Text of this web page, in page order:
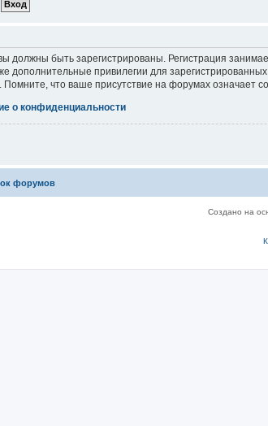
должны быть зарегистрированы. Регистрация
дополнительные привилегии для
что ваше присутствие на форумах означает
о конфиденциальности
форумов
Создано на